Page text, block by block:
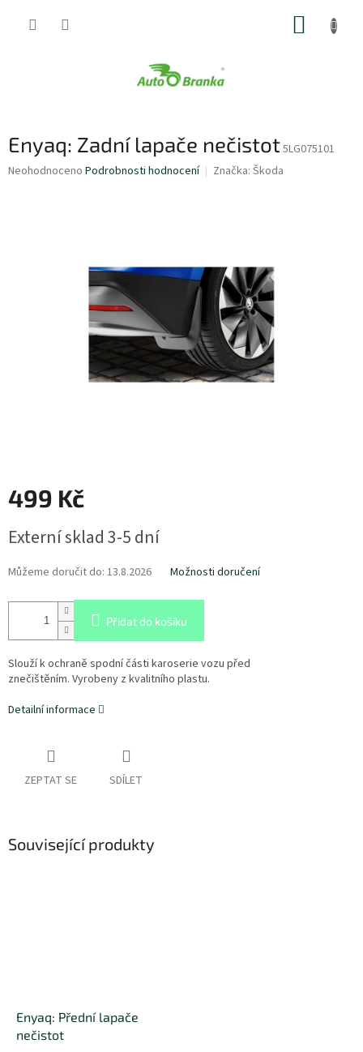
Enyaq: Zadní lapače nečistot5LG075101
Průměrné
Neohodnoceno Podrobnosti hodnocení Značka: Škoda
499 Kč
cena:
Externí sklad 3-5 dní
Můžeme doručit do: 13.8.2026 Možnosti doručení
Přidat do košíku
Slouží k ochraně spodní části karoserie vozu před
znečištěním. Vyrobeny z kvalitního plastu.
Detailní informace
ZEPTAT SE SDÍLET
Související produkty
Enyaq: Přední lapače
nečistot